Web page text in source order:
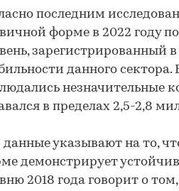
последним
форме в 2022 году
зарегистрированный в
данного
незначительные
в пределах 2,5-2,8
данные указывают на то,
демонстрирует
2018 года говорит о